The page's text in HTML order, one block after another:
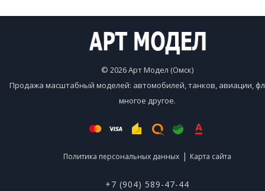
© 2026 Арт Модел (Омск)
Продажа масштабный моделей: автомобилей, танков, авиации,
многое другое.
Политика персональных данных | Карта сайта
+7 (904) 589-47-44